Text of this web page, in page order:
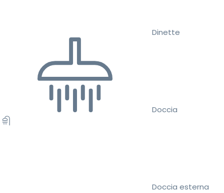
Dinette
Doccia
Doccia esterna